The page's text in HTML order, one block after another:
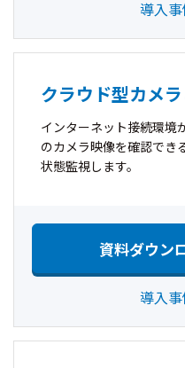
導入
クラウド型カメ
インターネット接続環境
のカメラ映像を確認でき
状態監視します。
資料ダウン
導入